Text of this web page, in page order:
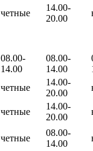
четные
14.00-
20.00
08.00-
14.00
08.00-
14.00
четные
14.00-
20.00
четные
14.00-
20.00
четные
08.00-
14.00